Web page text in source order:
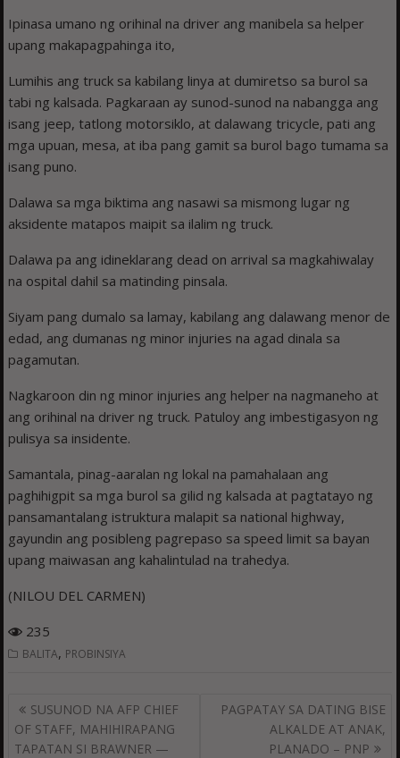
Ipinasa umano ng orihinal na driver ang manibela sa helper
upang makapagpahinga ito,
Lumihis ang truck sa kabilang linya at dumiretso sa burol sa
tabi ng kalsada. Pagkaraan ay sunod-sunod na nabangga ang
isang jeep, tatlong motorsiklo, at dalawang tricycle, pati ang
mga upuan, mesa, at iba pang gamit sa burol bago tumama sa
isang puno.
Dalawa sa mga biktima ang nasawi sa mismong lugar ng
aksidente matapos maipit sa ilalim ng truck.
Dalawa pa ang idineklarang dead on arrival sa magkahiwalay
na ospital dahil sa matinding pinsala.
Siyam pang dumalo sa lamay, kabilang ang dalawang menor de
edad, ang dumanas ng minor injuries na agad dinala sa
pagamutan.
Nagkaroon din ng minor injuries ang helper na nagmaneho at
ang orihinal na driver ng truck. Patuloy ang imbestigasyon ng
pulisya sa insidente.
Samantala, pinag-aaralan ng lokal na pamahalaan ang
paghihigpit sa mga burol sa gilid ng kalsada at pagtatayo ng
pansamantalang istruktura malapit sa national highway,
gayundin ang posibleng pagrepaso sa speed limit sa bayan
upang maiwasan ang kahalintulad na trahedya.
(NILOU DEL CARMEN)
235
BALITA, PROBINSIYA
Post
navigation
SUSUNOD NA AFP CHIEF
OF STAFF, MAHIHIRAPANG
TAPATAN SI BRAWNER —
PAGPATAY SA DATING BISE
ALKALDE AT ANAK,
PLANADO – PNP